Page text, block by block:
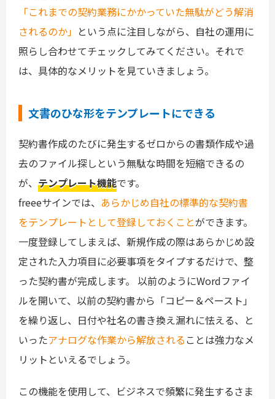
「これまでの契約業務にかかっていた無駄がどう解消
されるのか」 という点に注目しながら、自社の運用に
照らし合わせてチェックしてみてください。それで
は、具体的なメリットを見ていきましょう。
文書のひな形をテンプレートにできる
契約書作成のたびに発生するゼロからの書類作成や過
去のファイル探しという無駄な時間を短縮できるの
が、 テンプレート機能です。
freeeサインでは、 あらかじめ自社の標準的な契約書
をテンプレートとして登録しておくことができます。
一度登録してしまえば、新規作成の際はあらかじめ設
定された入力項目に必要事項をタイプするだけで、整
った契約書が完成します。 以前のようにWordファイ
ルを開いて、以前の契約書から「コピー＆ペースト」
を繰り返し、日付や社名の書き換え漏れに怯える、と
いったアナログな作業から解放される ことは強力なメ
リットといえるでしょう。
この機能を使用して、ビジネスで頻繁に発生するさま